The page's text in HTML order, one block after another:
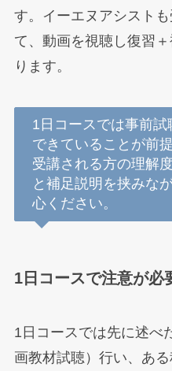
す。イーエヌアシスト
て、動画を視聴し復習
ります。
1日コースでは事前
できていることが前
受講される方の理解
と補足説明を挟みな
心ください。
1日コースで注意が必
1日コースでは先に述べ
画教材試聴）行い、あ